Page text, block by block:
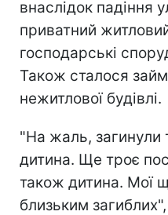
внаслідок падіння
приватний
господарські
Також сталося
нежитлової будівлі.
"На жаль, загинули
дитина. Ще троє
також дитина. Мої
близьким